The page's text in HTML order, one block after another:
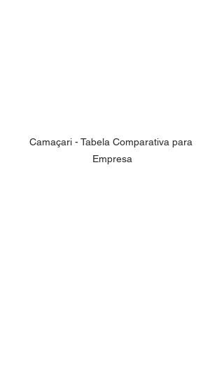
Camaçari - Tabela Comparativa para
Empresa